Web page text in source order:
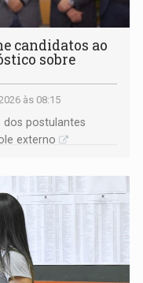
candidatos ao
sobre
às 08:15
postulantes
externo